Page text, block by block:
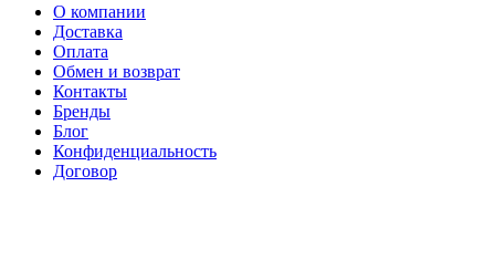
О компании
Доставка
Оплата
Обмен и возврат
Контакты
Бренды
Блог
Конфиденциальность
Договор